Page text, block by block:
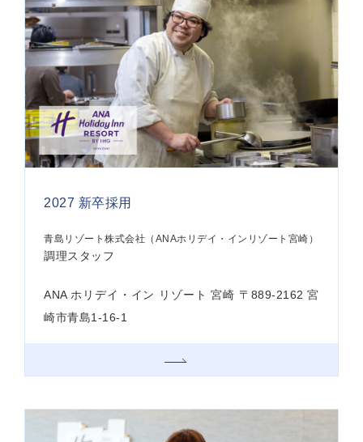
2027 新卒採用
青島リゾート株式会社（ANAホリデイ・インリゾート宮崎）
調理スタッフ
ANA ホリデイ・イン リゾート 宮崎 〒889-2162 宮
崎市青島1-16-1